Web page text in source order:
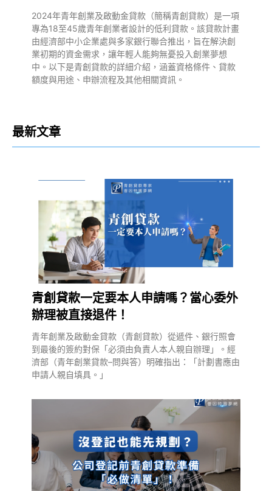
2024年青年創業及啟動金貸款（簡稱青創貸款）是一項
專為18至45歲青年創業者設計的低利貸款。該貸款計畫
由經濟部中小企業處與多家銀行聯合推出，旨在解決創
業初期的資金需求，讓年輕人能夠無憂投入創業夢想
中。以下是青創貸款的詳細介紹，涵蓋資格條件、貸款
額度與用途、申辦流程及其他相關資訊。
最新文章
青創貸款一定要本人申請嗎？當心委外
辦理被直接退件！
青年創業及啟動金貸款（青創貸款）從遞件、銀行照會
到最後的簽約對保「必須由負責人本人親自辦理」。經
濟部（青年創業貸款–問與答）明確指出：「計劃書應由
申請人親自填具。」